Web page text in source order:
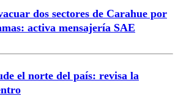
dos sectores de Carahue por
activa mensajería SAE
el norte del país: revisa la